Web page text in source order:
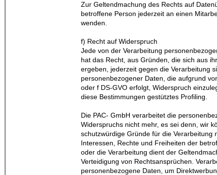
Zur Geltendmachung des Rechts auf
betroffene Person jederzeit an einen
wenden.
f) Recht auf Widerspruch
Jede von der Verarbeitung
hat das Recht, aus Gründen, die sich aus
ergeben, jederzeit gegen die Verarbeitung
personenbezogener Daten, die aufgrund
oder f DS-GVO erfolgt, Widerspruch
diese Bestimmungen gestütztes Profiling.
Die PAC- GmbH verarbeitet die
Widerspruchs nicht mehr, es sei denn, wir
schutzwürdige Gründe für die Verarbeitung
Interessen, Rechte und Freiheiten der
oder die Verarbeitung dient der
Verteidigung von Rechtsansprüchen.
personenbezogene Daten, um